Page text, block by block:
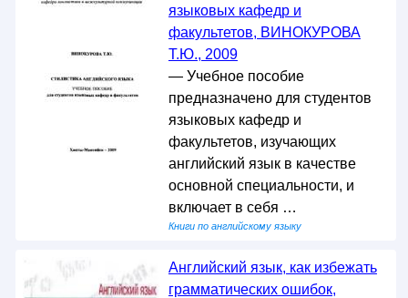
языковых кафедр и
факультетов, ВИНОКУРОВА
Т.Ю., 2009
— Учебное пособие
предназначено для студентов
языковых кафедр и
факультетов, изучающих
английский язык в качестве
основной специальности, и
включает в себя …
Книги по английскому языку
Английский язык, как избежать
грамматических ошибок,